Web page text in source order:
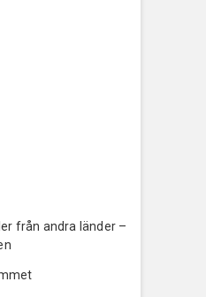
från andra länder –